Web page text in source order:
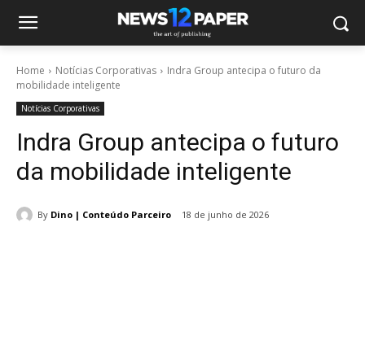
Home Notícias Corporativas
Indra Group antecipa o futuro da
mobilidade inteligente
Notícias Corporativas
Indra Group antecipa o futuro
da mobilidade inteligente
By Dino | Conteúdo Parceiro 18 de junho de 2026